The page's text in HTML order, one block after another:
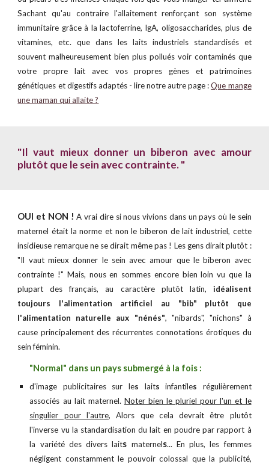
Sachant qu'au contraire l'allaitement renforçant son système
immunitaire grâce à la lactoferrine, IgA, oligosaccharides, plus de
vitamines, etc. que dans les laits industriels standardisés et
souvent malheureusement bien plus pollués voir contaminés que
votre propre lait avec vos propres gènes et patrimoines
génétiques et digestifs adaptés - lire notre autre page :Que mange
une maman qui allaite ?
"Il vaut mieux donner un biberon avec amour
plutôt que le sein avec contrainte. "
OUI et NON ! A vrai dire si nous vivions dans un pays où le sein
maternel était la norme et non le biberon de lait industriel, cette
insidieuse remarque ne se dirait même pas ! Les gens dirait plutôt :
"Il vaut mieux donner le sein avec amour que le biberon avec
contrainte !" Mais, nous en sommes encore bien loin vu que la
plupart des français, au caractère plutôt latin, idéalisent
toujours l'alimentation artificiel au "bib" plutôt que
l'alimentation naturelle aux "nénés", "nibards", "nichons" à
cause principalement des récurrentes connotations érotiques du
seinféminin.
"Normal" dans un pays submergé à la fois :
d'image publicitaires sur les laits infantiles régulièrement
associés au lait maternel. Noter bien le pluriel pour l'un et le
singulier pour l'autre, Alors que cela devrait être plutôt
l'inverse vu la standardisation du lait en poudre par rapport à
la variété des divers laits maternels... En plus, les femmes
négligent constamment le pouvoir colossal que la publicité,